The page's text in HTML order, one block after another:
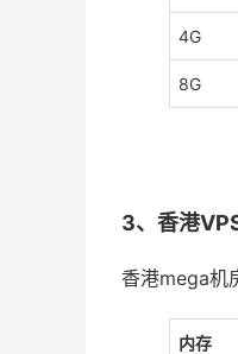
4G
8G
3、香港
香港mega机
内存